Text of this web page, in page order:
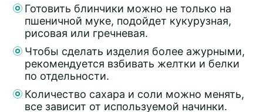
Готовить блинчики можно не только на
пшеничной муке, подойдет кукурузная,
рисовая или гречневая.
Чтобы сделать изделия более ажурными,
рекомендуется взбивать желтки и белки
по отдельности.
Количество сахара и соли можно менять,
все зависит от используемой начинки.